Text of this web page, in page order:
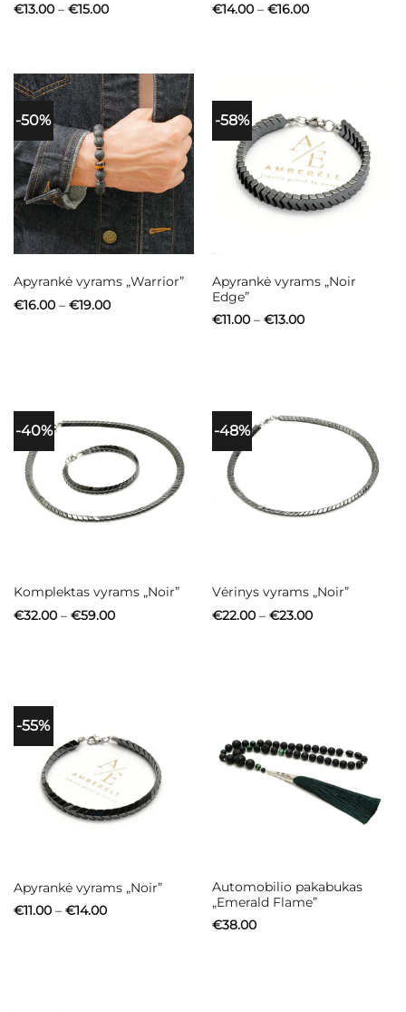
€13.00 – €15.00Price
€14.00 – €16.00Price
-50%
Apyrankė vyrams „Warrior”
€16.00 – €19.00Price
-58%
Apyrankė vyrams „Noir
Edge”
€11.00 – €13.00Price
-40%
Komplektas vyrams „Noir”
€32.00 – €59.00Price
-48%
Vėrinys vyrams „Noir”
€22.00 – €23.00Price
-55%
Apyrankė vyrams „Noir”
€11.00 – €14.00Price
Automobilio pakabukas
„Emerald Flame”
€38.00